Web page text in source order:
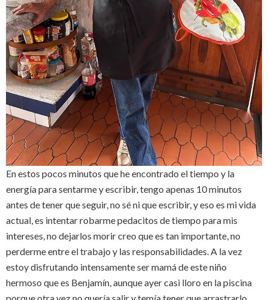
En estos pocos minutos que he encontrado el tiempo y la
energía para sentarme y escribir, tengo apenas 10 minutos
antes de tener que seguir, no sé ni que escribir, y eso es mi vida
actual, es intentar robarme pedacitos de tiempo para mis
intereses, no dejarlos morir creo que es tan importante, no
perderme entre el trabajo y las responsabilidades. A la vez
estoy disfrutando intensamente ser mamá de este niño
hermoso que es Benjamín, aunque ayer casi lloro en la piscina
porque otra vez no quería salir y temía tener que arrastrarlo